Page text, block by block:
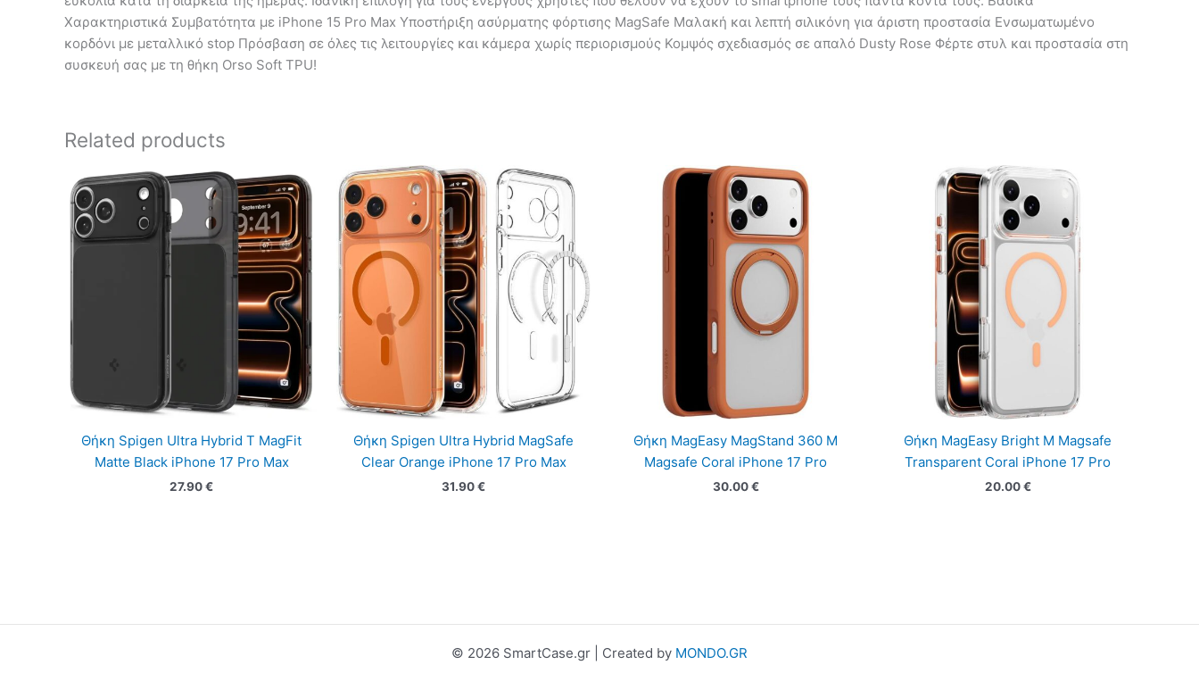
Χαρακτηριστικά Συμβατότητα με iPhone 15 Pro Max Υποστήριξη ασύρματης φόρτισης MagSafe Μαλακή και λεπτή σιλικόνη για άριστη προστασία Ενσωματωμένο
κορδόνι με μεταλλικό stop Πρόσβαση σε όλες τις λειτουργίες και κάμερα χωρίς περιορισμούς Κομψός σχεδιασμός σε απαλό Dusty Rose Φέρτε στυλ και προστασία στη
συσκευή σας με τη θήκη Orso Soft TPU!
Related products
Θήκη Spigen Ultra Hybrid T MagFit
Matte Black iPhone 17 Pro Max
27.90€
Θήκη Spigen Ultra Hybrid MagSafe
Clear Orange iPhone 17 Pro Max
31.90€
Θήκη MagEasy MagStand 360 M
Magsafe Coral iPhone 17 Pro
30.00€
Θήκη MagEasy Bright M Magsafe
Transparent Coral iPhone 17 Pro
20.00€
© 2026 SmartCase.gr | Created by MONDO.GR